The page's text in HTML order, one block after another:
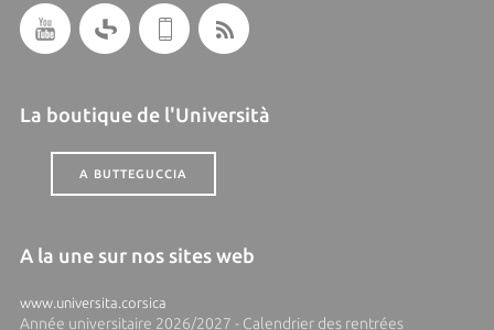
La boutique de l'Università
A BUTTEGUCCIA
A la une sur nos sites web
www.universita.corsica
Année universitaire 2026/2027 - Calendrier des rentrées